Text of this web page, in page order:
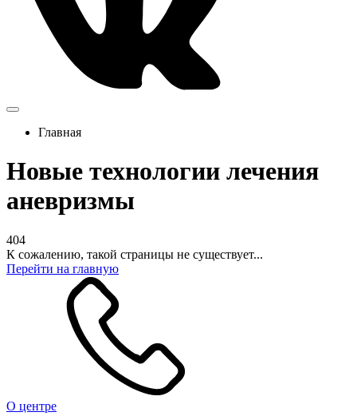
Главная
Новые технологии лечения
аневризмы
404
К сожалению, такой страницы не существует...
Перейти на главную
О центре